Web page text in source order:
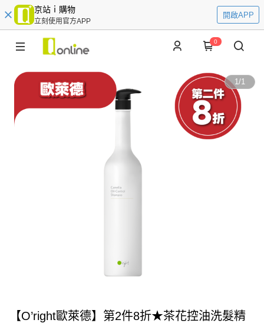
京站ｉ購物
立刻使用官方APP
開啟APP
0
1/1
【O’right歐萊德】第2件8折★茶花控油洗髮精